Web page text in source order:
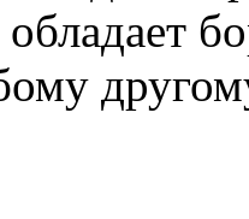
обладает